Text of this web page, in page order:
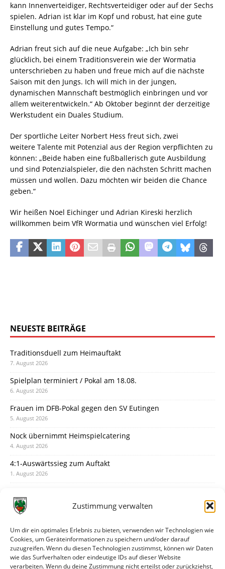
Zustimmung verwalten
Um dir ein optimales Erlebnis zu bieten, verwenden wir Technologien wie
Cookies, um Geräteinformationen zu speichern und/oder darauf
zuzugreifen. Wenn du diesen Technologien zustimmst, können wir Daten
wie das Surfverhalten oder eindeutige IDs auf dieser Website
verarbeiten. Wenn du deine Zustimmung nicht erteilst oder zurückziehst,
kann Innenverteidiger, Rechtsverteidiger oder auf der Sechs
spielen. Adrian ist klar im Kopf und robust, hat eine gute
Einstellung und gutes Tempo.“
Adrian freut sich auf die neue Aufgabe: „Ich bin sehr
glücklich, bei einem Traditionsverein wie der Wormatia
unterschrieben zu haben und freue mich auf die nächste
Saison mit den Jungs. Ich will mich in der jungen,
dynamischen Mannschaft bestmöglich einbringen und vor
allem weiterentwickeln.“ Ab Oktober beginnt der derzeitige
Werkstudent ein Duales Studium.
Der sportliche Leiter Norbert Hess freut sich, zwei
weitere Talente mit Potenzial aus der Region verpflichten zu
können: „Beide haben eine fußballerisch gute Ausbildung
und sind Potenzialspieler, die den nächsten Schritt machen
müssen und wollen. Dazu möchten wir beiden die Chance
geben.“
Wir heißen Noel Eichinger und Adrian Kireski herzlich
willkommen beim VfR Wormatia und wünschen viel Erfolg!
NEUESTE BEITRÄGE
Traditionsduell zum Heimauftakt
7. August 2026
Spielplan terminiert / Pokal am 18.08.
6. August 2026
Frauen im DFB-Pokal gegen den SV Eutingen
5. August 2026
Nock übernimmt Heimspielcatering
4. August 2026
4:1-Auswärtssieg zum Auftakt
1. August 2026
31. Juli 2026
30. Juli 2026
Deine Spielminute: 89+1
28. Juli 2026